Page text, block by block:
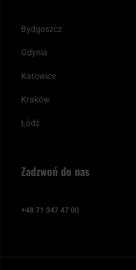
Bydgoszcz
Gdynia
Katowice
Kraków
Łódź
Zadzwoń do nas
+48 71 347 47 00